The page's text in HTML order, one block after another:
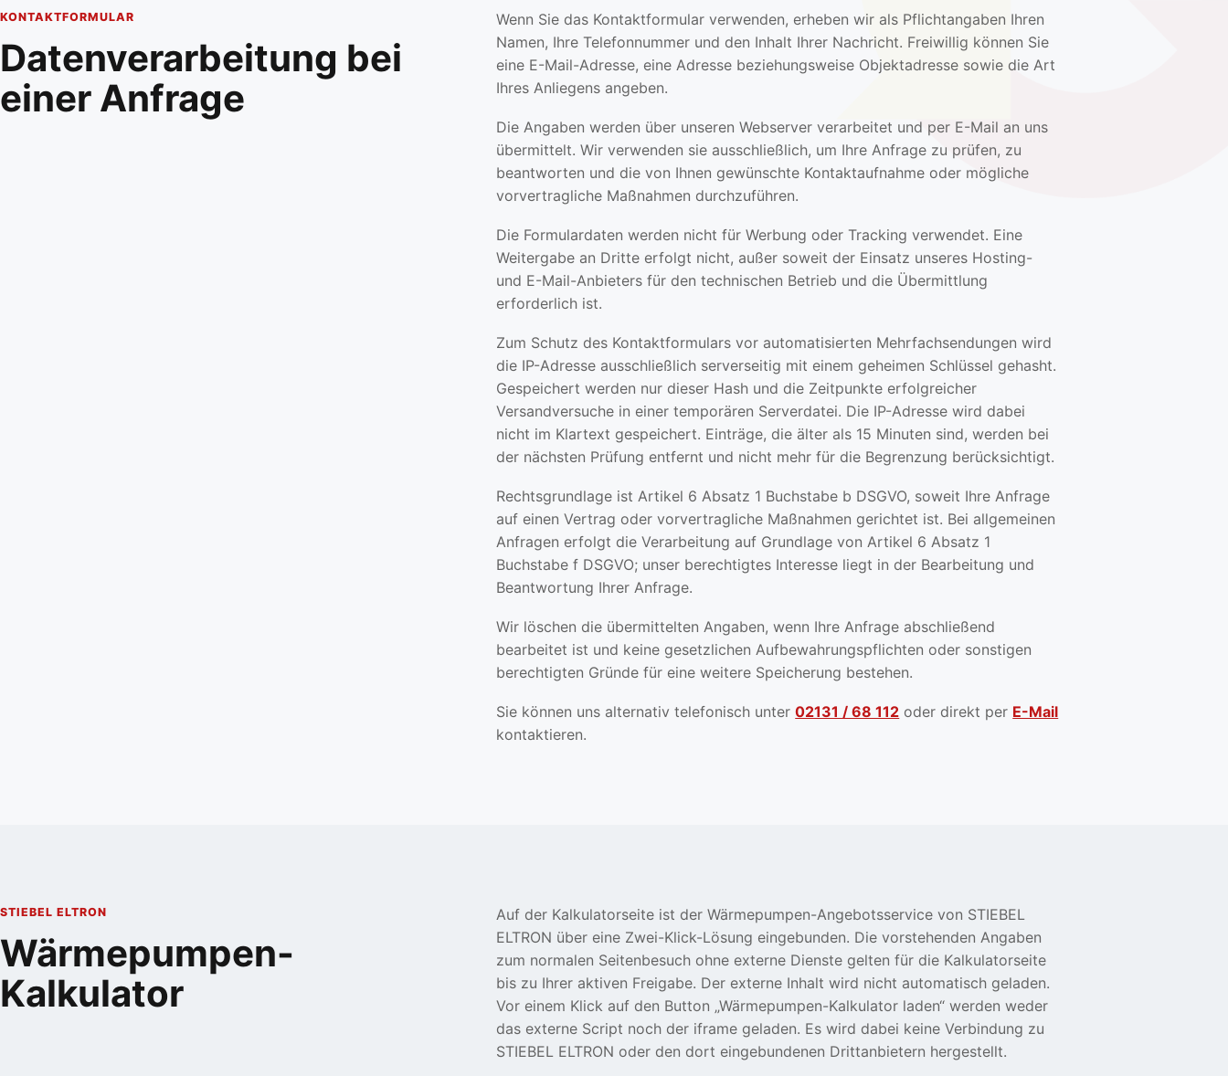
KONTAKTFORMULAR
Datenverarbeitung bei
einer Anfrage
Wenn Sie das Kontaktformular verwenden, erheben wir als Pflichtangaben Ihren
Namen, Ihre Telefonnummer und den Inhalt Ihrer Nachricht. Freiwillig können Sie
eine E-Mail-Adresse, eine Adresse beziehungsweise Objektadresse sowie die Art
Ihres Anliegens angeben.
Die Angaben werden über unseren Webserver verarbeitet und per E-Mail an uns
übermittelt. Wir verwenden sie ausschließlich, um Ihre Anfrage zu prüfen, zu
beantworten und die von Ihnen gewünschte Kontaktaufnahme oder mögliche
vorvertragliche Maßnahmen durchzuführen.
Die Formulardaten werden nicht für Werbung oder Tracking verwendet. Eine
Weitergabe an Dritte erfolgt nicht, außer soweit der Einsatz unseres Hosting-
und E-Mail-Anbieters für den technischen Betrieb und die Übermittlung
erforderlich ist.
Zum Schutz des Kontaktformulars vor automatisierten Mehrfachsendungen wird
die IP-Adresse ausschließlich serverseitig mit einem geheimen Schlüssel gehasht.
Gespeichert werden nur dieser Hash und die Zeitpunkte erfolgreicher
Versandversuche in einer temporären Serverdatei. Die IP-Adresse wird dabei
nicht im Klartext gespeichert. Einträge, die älter als 15 Minuten sind, werden bei
der nächsten Prüfung entfernt und nicht mehr für die Begrenzung berücksichtigt.
Rechtsgrundlage ist Artikel 6 Absatz 1 Buchstabe b DSGVO, soweit Ihre Anfrage
auf einen Vertrag oder vorvertragliche Maßnahmen gerichtet ist. Bei allgemeinen
Anfragen erfolgt die Verarbeitung auf Grundlage von Artikel 6 Absatz 1
Buchstabe f DSGVO; unser berechtigtes Interesse liegt in der Bearbeitung und
Beantwortung Ihrer Anfrage.
Wir löschen die übermittelten Angaben, wenn Ihre Anfrage abschließend
bearbeitet ist und keine gesetzlichen Aufbewahrungspflichten oder sonstigen
berechtigten Gründe für eine weitere Speicherung bestehen.
Sie können uns alternativ telefonisch unter02131 / 68 112 oder direkt per E-Mail
kontaktieren.
STIEBEL ELTRON
Wärmepumpen-
Kalkulator
Auf der Kalkulatorseite ist der Wärmepumpen-Angebotsservice von STIEBEL
ELTRON über eine Zwei-Klick-Lösung eingebunden. Die vorstehenden Angaben
zum normalen Seitenbesuch ohne externe Dienste gelten für die Kalkulatorseite
bis zu Ihrer aktiven Freigabe. Der externe Inhalt wird nicht automatisch geladen.
Vor einem Klick auf den Button „Wärmepumpen-Kalkulator laden“ werden weder
das externe Script noch der iframe geladen. Es wird dabei keine Verbindung zu
STIEBEL ELTRON oder den dort eingebundenen Drittanbietern hergestellt.